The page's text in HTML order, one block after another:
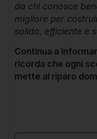
da chi conosce
migliore per
solido, efficiente e
Continua a
ricorda che ogni
mette al riparo